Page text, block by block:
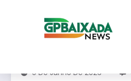
Custeio
9 De Junho De 2026